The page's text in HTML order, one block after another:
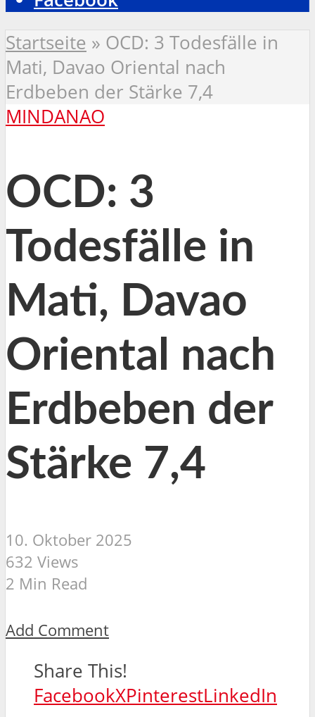
Startseite » OCD: 3 Todesfälle in
Mati, Davao Oriental nach
Erdbeben der Stärke 7,4
MINDANAO
OCD: 3
Todesfälle in
Mati, Davao
Oriental nach
Erdbeben der
Stärke 7,4
10. Oktober 2025
632 Views
2 Min Read
Add Comment
Share This!
FacebookXPinterestLinkedIn